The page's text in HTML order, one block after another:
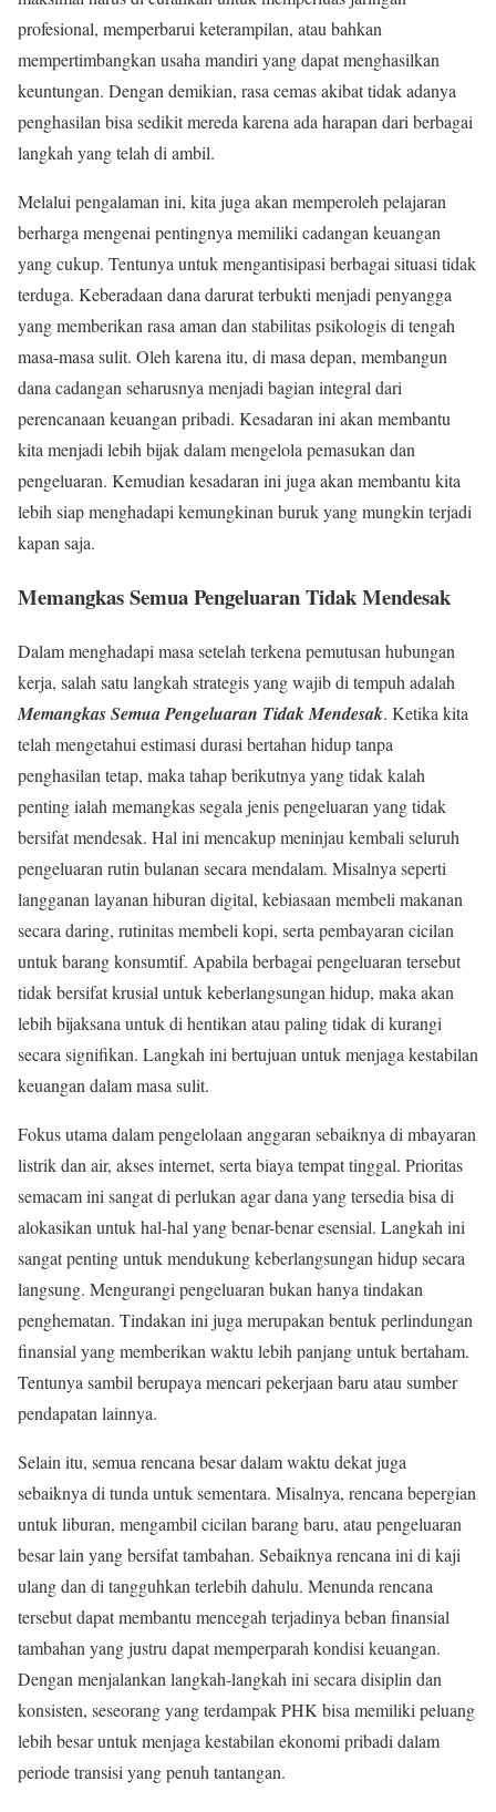
profesional, memperbarui keterampilan, atau bahkan
mempertimbangkan usaha mandiri yang dapat menghasilkan
keuntungan. Dengan demikian, rasa cemas akibat tidak adanya
penghasilan bisa sedikit mereda karena ada harapan dari berbagai
langkah yang telah di ambil.
Melalui pengalaman ini, kita juga akan memperoleh pelajaran
berharga mengenai pentingnya memiliki cadangan keuangan
yang cukup. Tentunya untuk mengantisipasi berbagai situasi tidak
terduga. Keberadaan dana darurat terbukti menjadi penyangga
yang memberikan rasa aman dan stabilitas psikologis di tengah
masa-masa sulit. Oleh karena itu, di masa depan, membangun
dana cadangan seharusnya menjadi bagian integral dari
perencanaan keuangan pribadi. Kesadaran ini akan membantu
kita menjadi lebih bijak dalam mengelola pemasukan dan
pengeluaran. Kemudian kesadaran ini juga akan membantu kita
lebih siap menghadapi kemungkinan buruk yang mungkin terjadi
kapan saja.
Memangkas Semua Pengeluaran Tidak Mendesak
Dalam menghadapi masa setelah terkena pemutusan hubungan
kerja, salah satu langkah strategis yang wajib di tempuh adalah
Memangkas Semua Pengeluaran Tidak Mendesak. Ketika kita
telah mengetahui estimasi durasi bertahan hidup tanpa
penghasilan tetap, maka tahap berikutnya yang tidak kalah
penting ialah memangkas segala jenis pengeluaran yang tidak
bersifat mendesak. Hal ini mencakup meninjau kembali seluruh
pengeluaran rutin bulanan secara mendalam. Misalnya seperti
langganan layanan hiburan digital, kebiasaan membeli makanan
secara daring, rutinitas membeli kopi, serta pembayaran cicilan
untuk barang konsumtif. Apabila berbagai pengeluaran tersebut
tidak bersifat krusial untuk keberlangsungan hidup, maka akan
lebih bijaksana untuk di hentikan atau paling tidak di kurangi
secara signifikan. Langkah ini bertujuan untuk menjaga kestabilan
keuangan dalam masa sulit.
Fokus utama dalam pengelolaan anggaran sebaiknya di mbayaran
listrik dan air, akses internet, serta biaya tempat tinggal. Prioritas
semacam ini sangat di perlukan agar dana yang tersedia bisa di
alokasikan untuk hal-hal yang benar-benar esensial. Langkah ini
sangat penting untuk mendukung keberlangsungan hidup secara
langsung. Mengurangi pengeluaran bukan hanya tindakan
penghematan. Tindakan ini juga merupakan bentuk perlindungan
finansial yang memberikan waktu lebih panjang untuk bertaham.
Tentunya sambil berupaya mencari pekerjaan baru atau sumber
pendapatan lainnya.
Selain itu, semua rencana besar dalam waktu dekat juga
sebaiknya di tunda untuk sementara. Misalnya, rencana bepergian
untuk liburan, mengambil cicilan barang baru, atau pengeluaran
besar lain yang bersifat tambahan. Sebaiknya rencana ini di kaji
ulang dan di tangguhkan terlebih dahulu. Menunda rencana
tersebut dapat membantu mencegah terjadinya beban finansial
tambahan yang justru dapat memperparah kondisi keuangan.
Dengan menjalankan langkah-langkah ini secara disiplin dan
konsisten, seseorang yang terdampak PHK bisa memiliki peluang
lebih besar untuk menjaga kestabilan ekonomi pribadi dalam
periode transisi yang penuh tantangan.